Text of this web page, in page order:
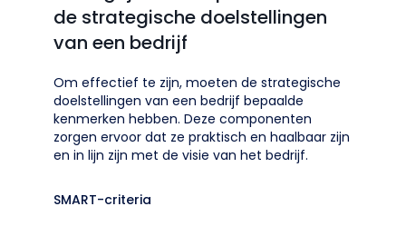
de strategische doelstellingen
van een bedrijf
Om effectief te zijn, moeten de strategische
doelstellingen van een bedrijf bepaalde
kenmerken hebben. Deze componenten
zorgen ervoor dat ze praktisch en haalbaar zijn
en in lijn zijn met de visie van het bedrijf.
SMART-criteria